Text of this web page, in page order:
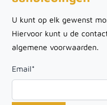
U kunt op elk gewenst
Hiervoor kunt u de
algemene voorwaarden.
Email*